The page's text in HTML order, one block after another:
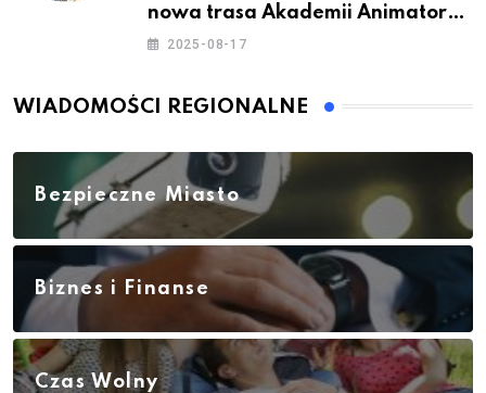
nowa trasa Akademii Animatora
– jesień 2025
2025-08-17
WIADOMOŚCI REGIONALNE
Bezpieczne Miasto
Biznes i Finanse
Czas Wolny